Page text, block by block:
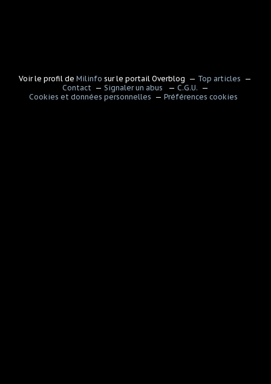
Voir le profil deMilinfo sur le portail Overblog
Top articles
Contact
Signaler un abus
C.G.U.
Cookies et données personnelles
Préférences cookies